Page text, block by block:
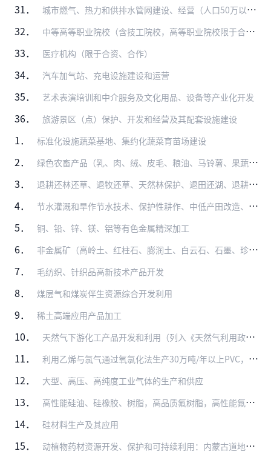
31． 城市燃气、热力和供排水管网建设、经营（人口50万以上城市中方控股）
32． 中等高等职业院校（含技工院校，高等职业院校限于合作、中方主导）
33． 医疗机构（限于合资、合作）
34． 汽车加气站、充电设施建设和运营
35． 艺术表演培训和中介服务及文化用品、设备等产业化开发
36． 旅游景区（点）保护、开发和经营及其配套设施建设
1． 标准化设施蔬菜基地、集约化蔬菜育苗场建设
2． 绿色农畜产品（乳、肉、绒、皮毛、粮油、马铃薯、果蔬）生产及加工（列入《外商投资产业指导目录》限制类、禁止类的除外）
3． 退耕还林还草、退牧还草、天然林保护、退田还湖、退耕还湿、沙漠治理等国家重点生态工程后续产业开发
4． 节水灌溉和旱作节水技术、保护性耕作、中低产田改造、盐碱地改良等技术开发与应用
5． 铜、铅、锌、镁、铝等有色金属精深加工
6． 非金属矿（高岭土、红柱石、膨润土、白云石、石墨、珍珠岩、沸石）综合利用、精加工及应用（勘探、开采除外）
7． 毛纺织、针织品高新技术产品开发
8． 煤层气和煤炭伴生资源综合开发利用
9． 稀土高端应用产品加工
10． 天然气下游化工产品开发和利用（列入《天然气利用政策》限制类和禁止类的除外）
11． 利用乙烯与氯气通过氧氯化法生产30万吨/年以上PVC，废盐酸制氯气等综合利用技术开发及利用
12． 大型、高压、高纯度工业气体的生产和供应
13． 高性能硅油、硅橡胶、树脂，高品质氟树脂，高性能氟橡胶，含氟精细化学品和高品质含氟无机盐等
14． 硅材料生产及其应用
15． 动植物药材资源开发、保护和可持续利用：内蒙古道地药材和特色蒙药材种植基地建设、濒危药用植物保育基地建设、种子种苗基地建设、道地药材提取物工厂研发中心建设（列入《…